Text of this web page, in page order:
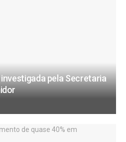
pela Secretaria